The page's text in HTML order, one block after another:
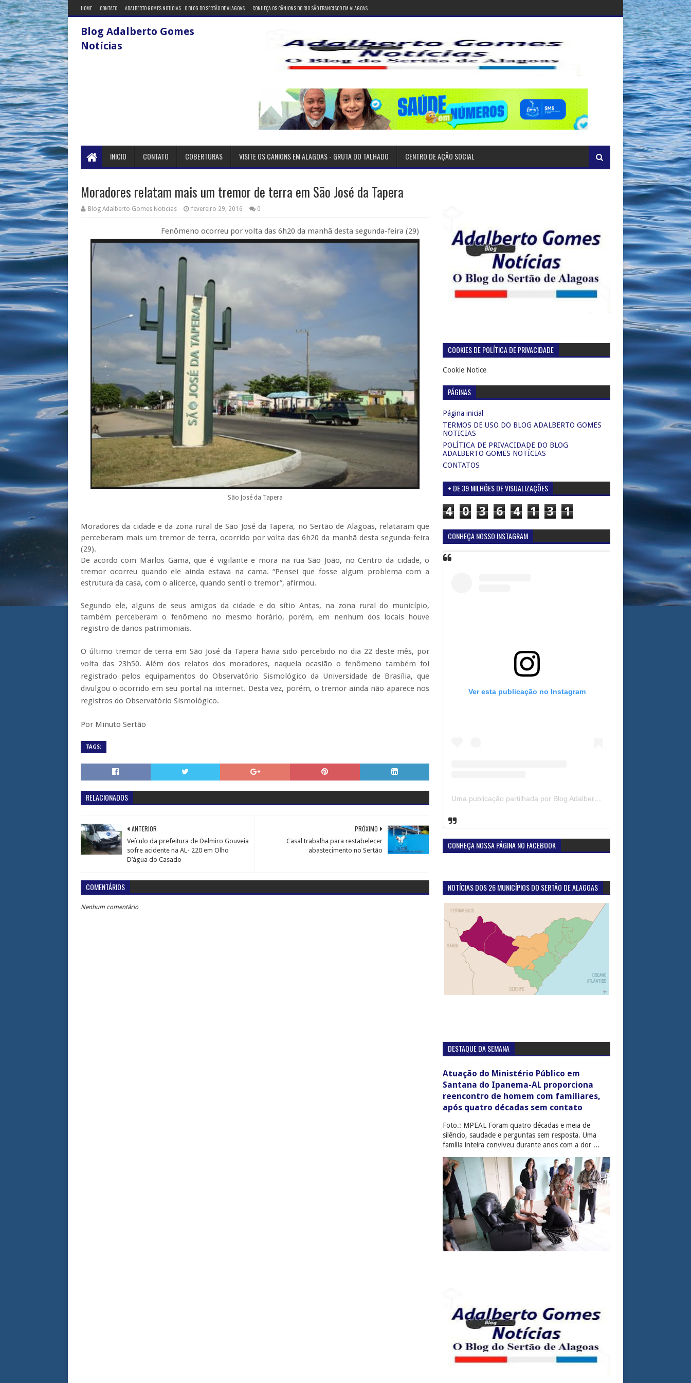
HOME CONTATO ADALBERTO GOMES NOTÍCIAS - O BLOG DO SERTÃO DE ALAGOAS CONHEÇA OS CÂNIONS DO RIO SÃO FRANCISCO EM ALAGOAS
Blog Adalberto Gomes
Notícias
INICIO CONTATO COBERTURAS VISITE OS CANIONS EM ALAGOAS - GRUTA DO TALHADO CENTRO DE AÇÃO SOCIAL
Moradores relatam mais um tremor de terra em São José da Tapera
Blog Adalberto Gomes Noticias fevereiro 29, 2016 0
Fenômeno ocorreu por volta das 6h20 da manhã desta segunda-feira (29)
São José da Tapera
Moradores da cidade e da zona rural de São José da Tapera, no Sertão de Alagoas, relataram que
perceberam mais um tremor de terra, ocorrido por volta das 6h20 da manhã desta segunda-feira
(29).
De acordo com Marlos Gama, que é vigilante e mora na rua São João, no Centro da cidade, o
tremor ocorreu quando ele ainda estava na cama. “Pensei que fosse algum problema com a
estrutura da casa, com o alicerce, quando senti o tremor”, afirmou.
Segundo ele, alguns de seus amigos da cidade e do sítio Antas, na zona rural do município,
também perceberam o fenômeno no mesmo horário, porém, em nenhum dos locais houve
registro de danos patrimoniais.
O último tremor de terra em São José da Tapera havia sido percebido no dia 22 deste mês, por
volta das 23h50. Além dos relatos dos moradores, naquela ocasião o fenômeno também foi
registrado pelos equipamentos do Observatório Sismológico da Universidade de Brasília, que
divulgou o ocorrido em seu portal na internet. Desta vez, porém, o tremor ainda não aparece nos
registros do Observatório Sismológico.
Por Minuto Sertão
TAGS:
RELACIONADOS
PRÓXIMO
Casal trabalha para restabelecer
abastecimento no Sertão
ANTERIOR
Veículo da prefeitura de Delmiro Gouveia
sofre acidente na AL- 220 em Olho
D’água do Casado
COMENTÁRIOS
Nenhum comentário
COOKIES DE POLÍTICA DE PRIVACIDADE
Cookie Notice
PÁGINAS
Página inicial
TERMOS DE USO DO BLOG ADALBERTO GOMES
NOTICIAS
POLÍTICA DE PRIVACIDADE DO BLOG
ADALBERTO GOMES NOTÍCIAS
CONTATOS
+ DE 39 MILHÕES DE VISUALIZAÇÕES
4 0 3 6 4 1 3 1
CONHEÇA NOSSO INSTAGRAM
Ver esta publicação no Instagram
Uma publicação partilhada por Blog Adalberto Gomes Noticias (@blogadalbertogomesnoticiass)
CONHEÇA NOSSA PÁGINA NO FACEBOOK
NOTÍCIAS DOS 26 MUNICÍPIOS DO SERTÃO DE ALAGOAS
DESTAQUE DA SEMANA
Atuação do Ministério Público em
Santana do Ipanema-AL proporciona
reencontro de homem com familiares,
após quatro décadas sem contato
Foto.: MPEAL Foram quatro décadas e meia de
silêncio, saudade e perguntas sem resposta. Uma
família inteira conviveu durante anos com a dor ...